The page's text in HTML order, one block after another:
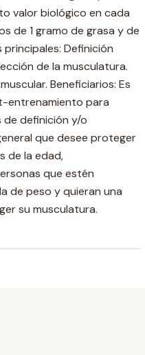
valor biológico en cada
de 1 gramo de grasa y de
Definición
de la musculatura.
Beneficiarios: Es
entrenamiento para
definición y/o
que desee proteger
de la edad,
que estén
de peso y quieran una
su musculatura.